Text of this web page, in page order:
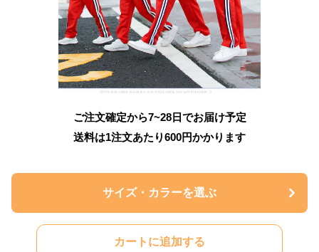
ご注文確定から7~28日でお届け予定
送料は1注文あたり600円かかります
サイズ・カラーを選ぶ
カートに追加する